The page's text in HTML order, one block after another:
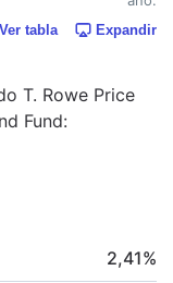
Ver tabla Expandir
T. Rowe Price
Fund:
2,41%